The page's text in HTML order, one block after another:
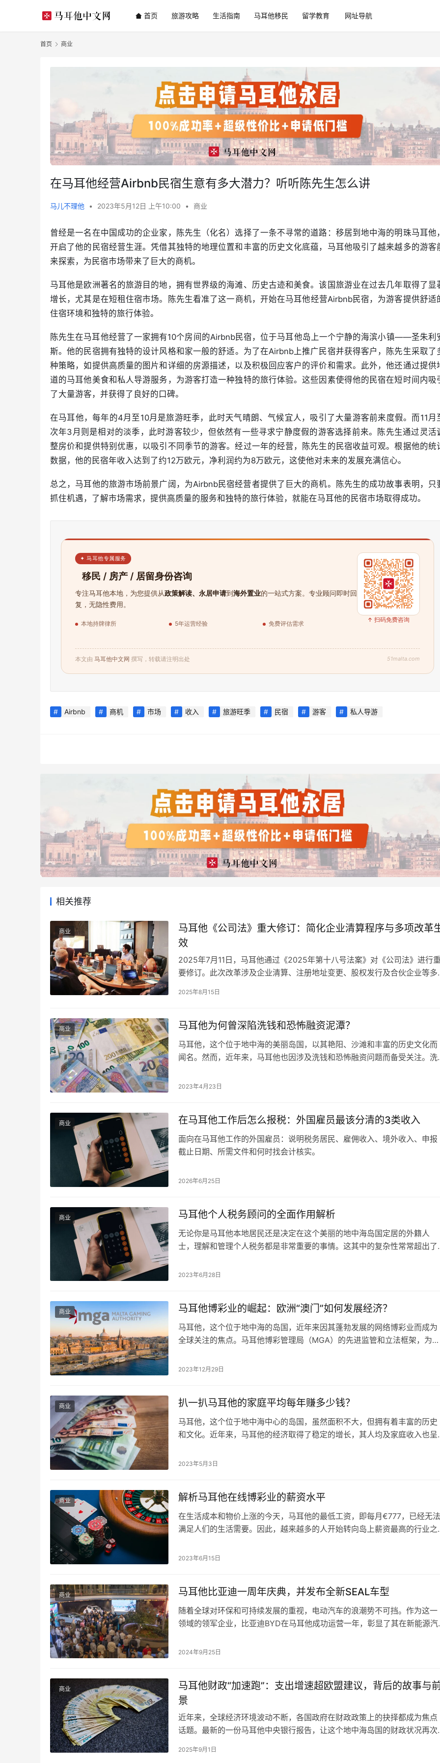
首页 旅游攻略 生活指南 马耳他移民 留学教育 网址导航
首页 商业
在马耳他经营Airbnb民宿生意有多大潜力？听听陈先生怎么讲
马儿不理他 • 2023年5月12日 上午10:00 • 商业
曾经是一名在中国成功的企业家，陈先生（化名）选择了一条不寻常的道路：移居到地中海的明珠马耳他
开启了他的民宿经营生涯。凭借其独特的地理位置和丰富的历史文化底蕴，马耳他吸引了越来越多的游客
来探索，为民宿市场带来了巨大的商机。
马耳他是欧洲著名的旅游目的地，拥有世界级的海滩、历史古迹和美食。该国旅游业在过去几年取得了显
增长，尤其是在短租住宿市场。陈先生看准了这一商机，开始在马耳他经营Airbnb民宿，为游客提供舒适
住宿环境和独特的旅行体验。
陈先生在马耳他经营了一家拥有10个房间的Airbnb民宿，位于马耳他岛上一个宁静的海滨小镇——圣朱利
斯。他的民宿拥有独特的设计风格和家一般的舒适。为了在Airbnb上推广民宿并获得客户，陈先生采取了
种策略，如提供高质量的图片和详细的房源描述，以及积极回应客户的评价和需求。此外，他还通过提供
道的马耳他美食和私人导游服务，为游客打造一种独特的旅行体验。这些因素使得他的民宿在短时间内吸
了大量游客，并获得了良好的口碑。
在马耳他，每年的4月至10月是旅游旺季，此时天气晴朗、气候宜人，吸引了大量游客前来度假。而11月
次年3月则是相对的淡季，此时游客较少，但依然有一些寻求宁静度假的游客选择前来。陈先生通过灵活
整房价和提供特别优惠，以吸引不同季节的游客。经过一年的经营，陈先生的民宿收益可观。根据他的统
数据，他的民宿年收入达到了约12万欧元，净利润约为8万欧元，这使他对未来的发展充满信心。
总之，马耳他的旅游市场前景广阔，为Airbnb民宿经营者提供了巨大的商机。陈先生的成功故事表明，只
抓住机遇，了解市场需求，提供高质量的服务和独特的旅行体验，就能在马耳他的民宿市场取得成功。
✦ 马耳他专属服务
移民 / 房产 / 居留身份咨询
专注马耳他本地，为您提供从政策解读、永居申请到海外置业的一站式方案。专业顾问即时回
复，无隐性费用。
本地持牌律所 5年运营经验 免费评估需求 ↑ 扫码免费咨询
本文由 马耳他中文网 撰写，转载请注明出处 51malta.com
Airbnb 商机 市场 收入 旅游旺季 民宿 游客 私人导游
相关推荐
商业
马耳他《公司法》重大修订：简化企业清算程序与多项改革
效
2025年7月11日，马耳他通过《2025年第十八号法案》对《公司法》进行
要修订。此次改革涉及企业清算、注册地址变更、股权发行及合伙企业等多
2025年8月15日
商业 马耳他为何曾深陷洗钱和恐怖融资泥潭？
马耳他，这个位于地中海的美丽岛国，以其艳阳、沙滩和丰富的历史文化而
闻名。然而，近年来，马耳他也因涉及洗钱和恐怖融资问题而备受关注。洗
融资则是为了支持恐怖组织和恐怖活动而进行的金融活动。让我们通过一个
2023年4月23日
商业 在马耳他工作后怎么报税：外国雇员最该分清的3类收入
面向在马耳他工作的外国雇员：说明税务居民、雇佣收入、境外收入、申报
截止日期、所需文件和何时找会计核实。
2026年6月25日
商业 马耳他个人税务顾问的全面作用解析
无论你是马耳他本地居民还是决定在这个美丽的地中海岛国定居的外籍人
士，理解和管理个人税务都是非常重要的事情。这其中的复杂性常常超出了
并且最大限度地减少税务负担。那么，你为什么需要一个个人税务顾问呢？
2023年6月28日
商业 马耳他博彩业的崛起：欧洲“澳门”如何发展经济？
马耳他，这个位于地中海的岛国，近年来因其蓬勃发展的网络博彩业而成为
全球关注的焦点。马耳他博彩管理局（MGA）的先进监管和立法框架，为这
赌博法律框架的机构之一，MGA为博彩业利益相关者创造了一个安全可靠的
2023年12月29日
商业 扒一扒马耳他的家庭平均每年赚多少钱？
马耳他，这个位于地中海中心的岛国，虽然面积不大，但拥有着丰富的历史
和文化。近年来，马耳他的经济取得了稳定的增长，其人均及家庭收入也呈
马耳他的人均及家庭收入状况。 根据世界银行（World Bank）的数据，
2023年5月3日
商业 解析马耳他在线博彩业的薪资水平
在生活成本和物价上涨的今天，马耳他的最低工资，即每月€777，已经无
满足人们的生活需要。因此，越来越多的人开始转向岛上薪资最高的行业之
能的机会都是重要的。这篇文章将参考《Boston Link Salary Survey
2023年6月15日
商业 马耳他比亚迪一周年庆典，并发布全新SEAL车型
随着全球对环保和可持续发展的重视，电动汽车的浪潮势不可挡。作为这一
领域的领军企业，比亚迪BYD在马耳他成功运营一年，彰显了其在新能源汽
GasanZammit 于 2024 年 9 月 21 日至 22 日在马耳他国家水族馆举办了
2024年9月25日
商业
马耳他财政“加速跑”：支出增速超欧盟建议，背后的故事与
景
近年来，全球经济环境波动不断，各国政府在财政政策上的抉择都成为焦点
话题。最新的一份马耳他中央银行报告，让这个地中海岛国的财政状况再次
2025年9月1日